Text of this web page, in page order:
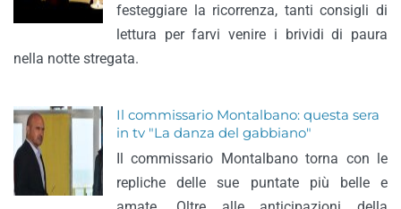
festeggiare la ricorrenza, tanti consigli di
lettura per farvi venire i brividi di paura
nella notte stregata.
Il commissario Montalbano: questa sera
in tv "La danza del gabbiano"
Il commissario Montalbano torna con le
repliche delle sue puntate più belle e